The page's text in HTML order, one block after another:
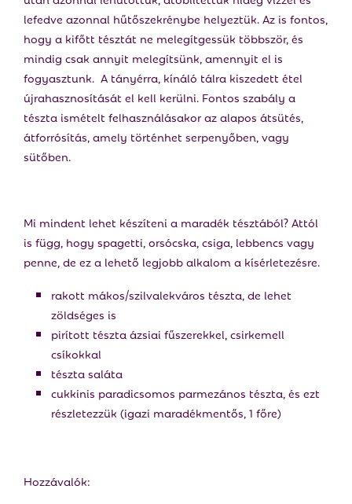
lefedve azonnal hűtőszekrénybe helyeztük. Az is fontos,
hogy a kifőtt tésztát ne melegítgessük többször, és
mindig csak annyit melegítsünk, amennyit el is
fogyasztunk. A tányérra, kínáló tálra kiszedett étel
újrahasznosítását el kell kerülni. Fontos szabály a
tészta ismételt felhasználásakor az alapos átsütés,
átforrósítás, amely történhet serpenyőben, vagy
sütőben.
Mi mindent lehet készíteni a maradék tésztából? Attól
is függ, hogy spagetti, orsócska, csiga, lebbencs vagy
penne, de ez a lehető legjobb alkalom a kísérletezésre.
rakott mákos/szilvalekváros tészta, de lehet
zöldséges is
pirított tészta ázsiai fűszerekkel, csirkemell
csíkokkal
tészta saláta
cukkinis paradicsomos parmezános tészta, és ezt
részletezzük (igazi maradékmentős, 1 főre)
Hozzávalók: